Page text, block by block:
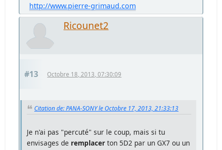
http://www.pierre-grimaud.com
Ricounet2
#13 Octobre 18, 2013, 07:30:09
Citation de: PANA-SONY le Octobre 17, 2013, 21:33:13
Je n'ai pas "percuté" sur le coup, mais si tu
envisages de remplacer ton 5D2 par un GX7 ou un